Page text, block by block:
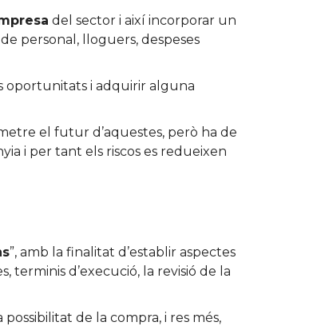
del sector i així incorporar un
personal, lloguers, despeses
oportunitats i adquirir alguna
el futur d’aquestes, però ha de
i per tant els riscos es redueixen
”, amb la finalitat d’establir aspectes
terminis d’execució, la revisió de la
de la compra, i res més,